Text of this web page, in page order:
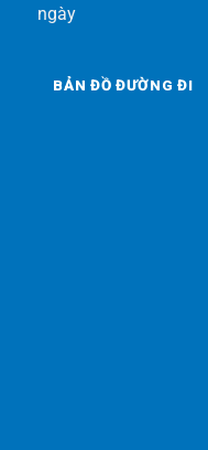
ngày
BẢN ĐỒ ĐƯỜNG ĐI